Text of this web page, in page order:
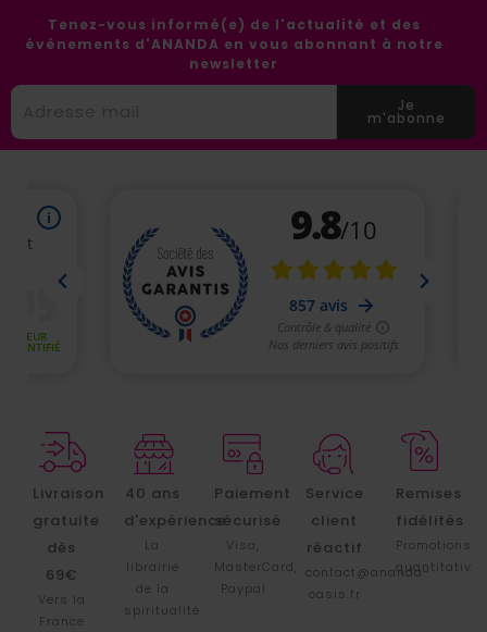
Tenez-vous informé(e) de l'actualité et des
événements d'ANANDA en vous abonnant à notre
newsletter
Je
m'abonne
Livraison
gratuite
dès
69€
Vers la
France
40 ans
d'expérience
La
librairie
de la
spiritualité
Paiement
sécurisé
Visa,
MasterCard,
Paypal
Service
client
réactif
contact@ananda-
oasis.fr
Remises
fidélités
Promotions